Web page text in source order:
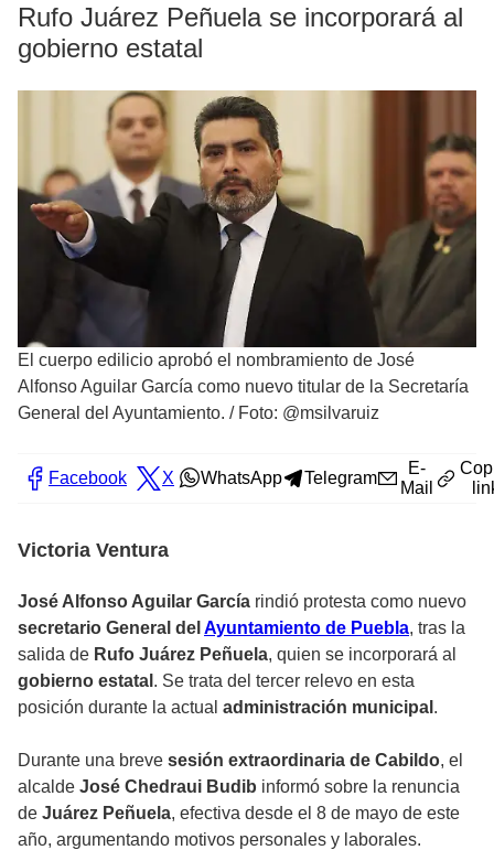
Rufo Juárez Peñuela se incorporará al
gobierno estatal
El cuerpo edilicio aprobó el nombramiento de José
Alfonso Aguilar García como nuevo titular de la Secretaría
General del Ayuntamiento. / Foto: @msilvaruiz
Facebook X WhatsApp Telegram
E-
Mail
Victoria Ventura
José Alfonso Aguilar García rindió protesta como nuevo
secretario General del Ayuntamiento de Puebla, tras la
salida de Rufo Juárez Peñuela, quien se incorporará al
gobierno estatal . Se trata del tercer relevo en esta
posición durante la actual administración municipal .
Durante una breve sesión extraordinaria de Cabildo, el
alcalde José Chedraui Budib informó sobre la renuncia
de Juárez Peñuela, efectiva desde el 8 de mayo de este
año, argumentando motivos personales y laborales.